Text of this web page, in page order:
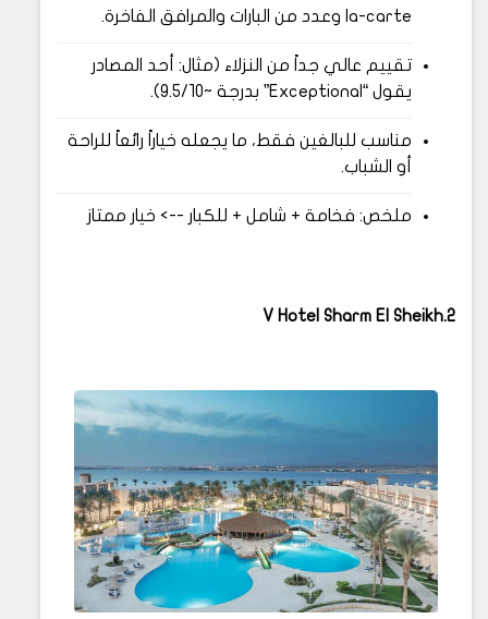
la-carte وعدد من البارات والمرافق الفاخرة.
تقييم عالي جداً من النزلاء (مثال: أحد المصادر
يقول “Exceptional” بدرجة ~9.5/10).
مناسب للبالغين فقط، ما يجعله خياراً رائعاً للراحة
أو الشباب.
ملخص: فخامة + شامل + للكبار --> خيار ممتاز
2.V Hotel Sharm El Sheikh